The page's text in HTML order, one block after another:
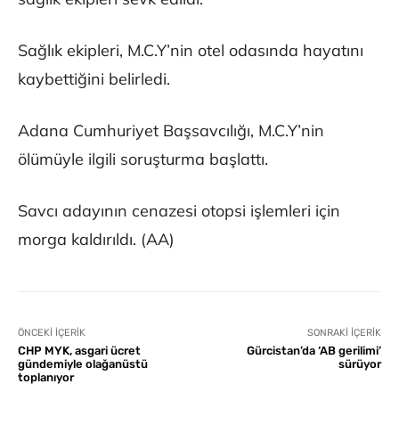
Sağlık ekipleri, M.C.Y’nin otel odasında hayatını
kaybettiğini belirledi.
Adana Cumhuriyet Başsavcılığı, M.C.Y’nin
ölümüyle ilgili soruşturma başlattı.
Savcı adayının cenazesi otopsi işlemleri için
morga kaldırıldı. (AA)
ÖNCEKI İÇERIK
CHP MYK, asgari ücret
gündemiyle olağanüstü
toplanıyor
SONRAKI İÇERIK
Gürcistan’da ‘AB gerilimi’
sürüyor